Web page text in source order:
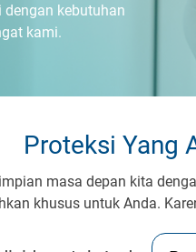
kebutuhan
kami.
Proteksi Yang
masa depan kita
khusus untuk Anda.